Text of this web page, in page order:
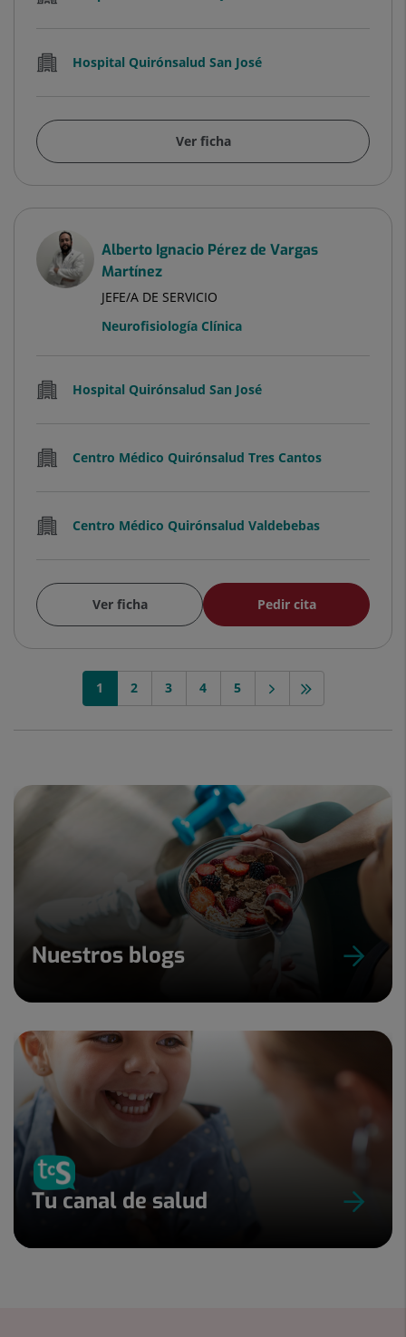
Hospital Quirónsalud San José
Ver ficha
Alberto Ignacio Pérez de Vargas
Martínez
JEFE/A DE SERVICIO
Neurofisiología Clínica
Hospital Quirónsalud San José
Centro Médico Quirónsalud Tres Cantos
Centro Médico Quirónsalud Valdebebas
Ver ficha Pedir cita
1 2 3 4 5
Nuestros blogs
Tu canal de salud